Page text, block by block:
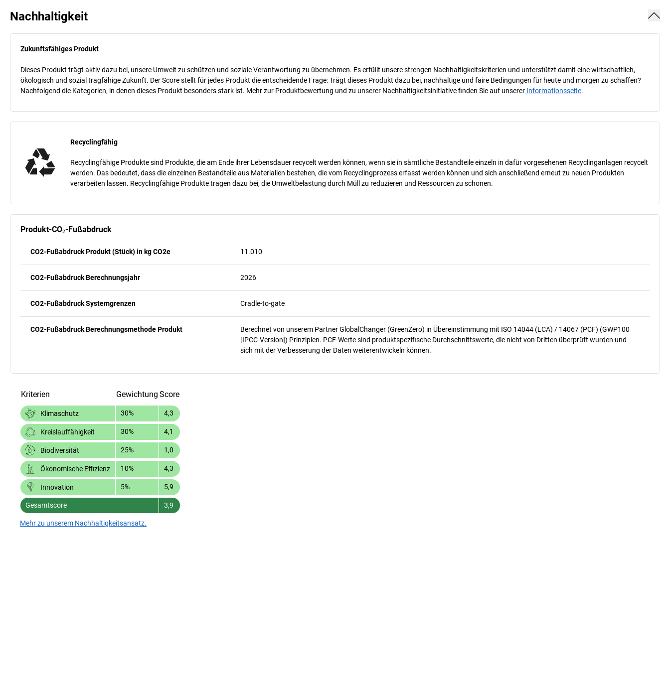
Nachhaltigkeit
Zukunftsfähiges Produkt
Dieses Produkt trägt aktiv dazu bei, unsere Umwelt zu schützen und soziale Verantwortung zu übernehmen. Es erfüllt unsere strengen Nachhaltigkeitskriterien und unterstützt damit eine wirtschaftlich,
ökologisch und sozial tragfähige Zukunft. Der Score stellt für jedes Produkt die entscheidende Frage: Trägt dieses Produkt dazu bei, nachhaltige und faire Bedingungen für heute und morgen zu schaffen?
Nachfolgend die Kategorien, in denen dieses Produkt besonders stark ist. Mehr zur Produktbewertung und zu unserer Nachhaltigkeitsinitiative finden Sie auf unserer Informationsseite.
Recyclingfähig
Recyclingfähige Produkte sind Produkte, die am Ende ihrer Lebensdauer recycelt werden können, wenn sie in sämtliche Bestandteile einzeln in dafür vorgesehenen Recyclinganlagen recycelt
werden. Das bedeutet, dass die einzelnen Bestandteile aus Materialien bestehen, die vom Recyclingprozess erfasst werden können und sich anschließend erneut zu neuen Produkten
verarbeiten lassen. Recyclingfähige Produkte tragen dazu bei, die Umweltbelastung durch Müll zu reduzieren und Ressourcen zu schonen.
Produkt-CO₂-Fußabdruck
CO2-Fußabdruck Produkt (Stück) in kg CO2e 11.010
CO2-Fußabdruck Berechnungsjahr 2026
CO2-Fußabdruck Systemgrenzen Cradle-to-gate
CO2-Fußabdruck Berechnungsmethode Produkt
Berechnet von unserem Partner GlobalChanger (GreenZero) in Übereinstimmung mit ISO 14044 (LCA) / 14067 (PCF) (GWP100
[IPCC-Version]) Prinzipien. PCF-Werte sind produktspezifische Durchschnittswerte, die nicht von Dritten überprüft wurden und
sich mit der Verbesserung der Daten weiterentwickeln können.
Kriterien Gewichtung Score
Klimaschutz 30% 4,3
Kreislauffähigkeit 30% 4,1
Biodiversität 25% 1,0
Ökonomische Effizienz 10% 4,3
Innovation 5% 5,9
Gesamtscore 3,9
Mehr zu unserem Nachhaltigkeitsansatz.